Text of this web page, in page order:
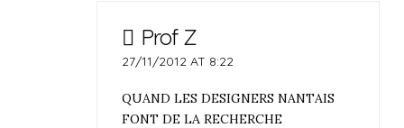
Prof Z
27/11/2012 AT 8:22
QUAND LES DESIGNERS NANTAIS
FONT DE LA RECHERCHE